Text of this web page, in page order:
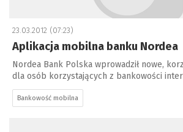
23.03.2012 (07:23)
Aplikacja mobilna banku Nordea
Nordea Bank Polska wprowadził nowe,
dla osób korzystających z bankowości
Bankowość mobilna